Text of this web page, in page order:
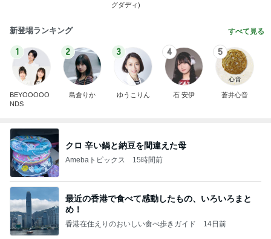
グダディ)
新登場ランキング すべて見る
1
BEYOOOOO
NDS
2
島倉りか
3
ゆうこりん
4
石 安伊
5
蒼井心音
クロ 辛い鍋と納豆を間違えた母
Amebaトピックス 15時間前
最近の香港で食べて感動したもの、いろいろまと
め！
香港在住えりのおいしい食べ歩きガイド 14日前